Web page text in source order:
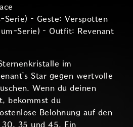
Serie) – Geste: Verspotten
Serie) – Outfit: Revenant
im
Star gegen wertvolle
Wenn du deinen
bekommst du
Belohnung auf den
35 und 45. Ein